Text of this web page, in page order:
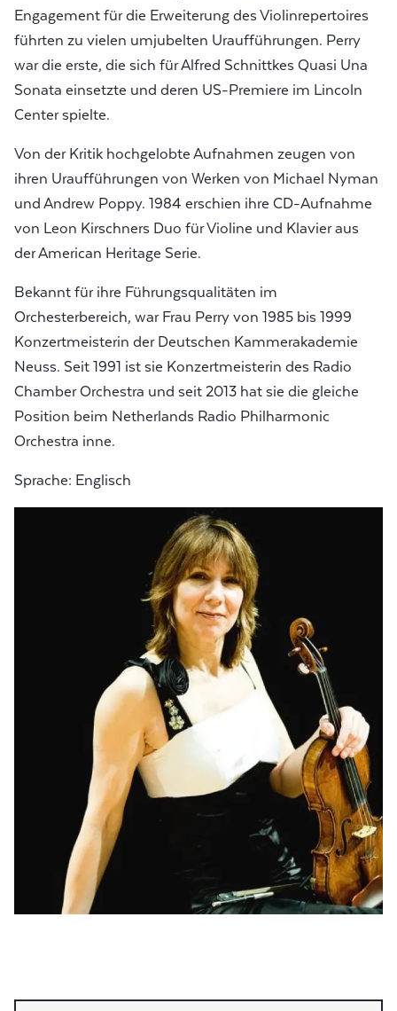
Engagement für die Erweiterung des Violinrepertoires
führten zu vielen umjubelten Uraufführungen. Perry
war die erste, die sich für Alfred Schnittkes Quasi Una
Sonata einsetzte und deren US-Premiere im Lincoln
Center spielte.
Von der Kritik hochgelobte Aufnahmen zeugen von
ihren Uraufführungen von Werken von Michael Nyman
und Andrew Poppy. 1984 erschien ihre CD-Aufnahme
von Leon Kirschners Duo für Violine und Klavier aus
der American Heritage Serie.
Bekannt für ihre Führungsqualitäten im
Orchesterbereich, war Frau Perry von 1985 bis 1999
Konzertmeisterin der Deutschen Kammerakademie
Neuss. Seit 1991 ist sie Konzertmeisterin des Radio
Chamber Orchestra und seit 2013 hat sie die gleiche
Position beim Netherlands Radio Philharmonic
Orchestra inne.
Sprache: Englisch